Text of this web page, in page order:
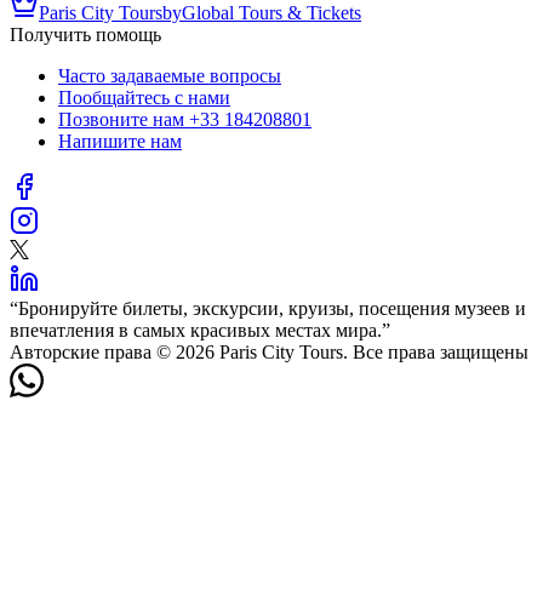
Paris City ToursbyGlobal Tours & Tickets
Получить помощь
Часто задаваемые вопросы
Пообщайтесь с нами
Позвоните нам +33 184208801
Напишите нам
“Бронируйте билеты, экскурсии, круизы, посещения музеев и
впечатления в самых красивых местах мира.”
Авторские права © 2026 Paris City Tours. Все права защищены